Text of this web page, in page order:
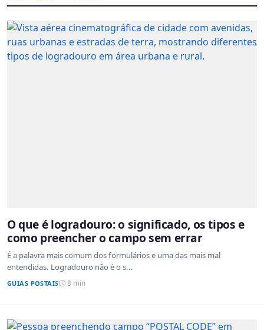
O que é logradouro: o significado, os tipos e
como preencher o campo sem errar
É a palavra mais comum dos formulários e uma das mais mal
entendidas. Logradouro não é o s...
GUIAS POSTAIS 8 min